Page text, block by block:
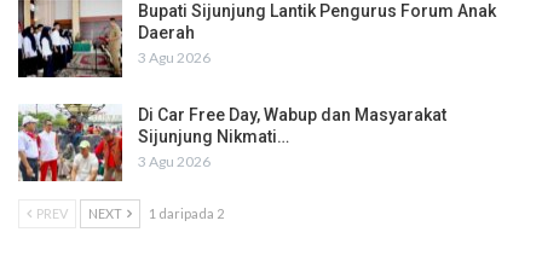
Bupati Sijunjung Lantik Pengurus Forum Anak
Daerah
3 Agu 2026
Di Car Free Day, Wabup dan Masyarakat
Sijunjung Nikmati…
3 Agu 2026
PREV NEXT 1 daripada 2